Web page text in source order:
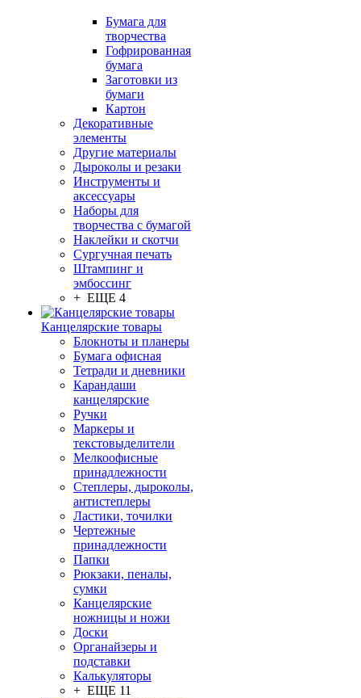
Бумага для
творчества
Гофрированная
бумага
Заготовки из
бумаги
Картон
Декоративные
элементы
Другие материалы
Дыроколы и резаки
Инструменты и
аксессуары
Наборы для
творчества с бумагой
Наклейки и скотчи
Сургучная печать
Штампинг и
эмбоссинг
+ ЕЩЕ 4
Канцелярские товары
Блокноты и планеры
Бумага офисная
Тетради и дневники
Карандаши
канцелярские
Ручки
Маркеры и
текстовыделители
Мелкоофисные
принадлежности
Степлеры, дыроколы,
антистеплеры
Ластики, точилки
Чертежные
принадлежности
Папки
Рюкзаки, пеналы,
сумки
Канцелярские
ножницы и ножи
Доски
Органайзеры и
подставки
Калькуляторы
+ ЕЩЕ 11